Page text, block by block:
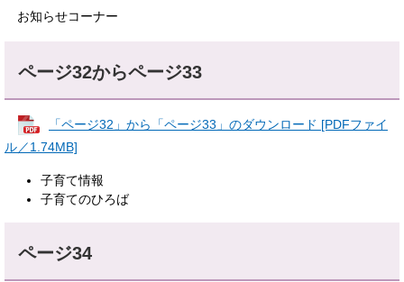
お知らせコーナー
ページ32からページ33
「ページ32」から「ページ33」のダウンロード [PDFファイ
ル／1.74MB]
子育て情報
子育てのひろば
ページ34